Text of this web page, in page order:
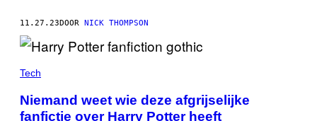
11.27.23DOOR NICK THOMPSON
Tech
Niemand weet wie deze afgrijselijke
fanfictie over Harry Potter heeft